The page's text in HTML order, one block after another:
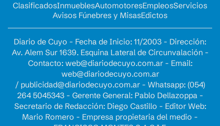
ClasificadosInmueblesAutomotoresEmpleosServicios
Avisos Fúnebres y MisasEdictos
Diario de Cuyo - Fecha de Inicio: 11/2003 - Dirección:
Av. Alem Sur 1639. Esquina Lateral de Circunvalación -
Contacto: web@diariodecuyo.com.ar- Email:
web@diariodecuyo.com.ar
/ publicidad@diariodecuyo.com.ar- Whatsapp: (054)
264 5045343 - Gerente General: Pablo Dellazoppa -
Secretario de Redacción: Diego Castillo - Editor Web:
Mario Romero - Empresa propietaria del medio -